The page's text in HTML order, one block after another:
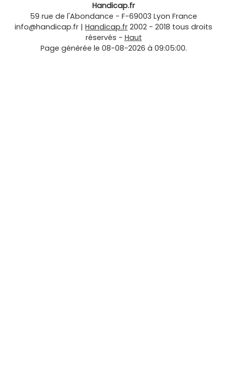
Handicap.fr
59 rue de l'Abondance - F-69003 Lyon France
info@handicap.fr | Handicap.fr 2002 - 2018 tous droits
réservés - Haut
Page générée le 08-08-2026 à 09:05:00.